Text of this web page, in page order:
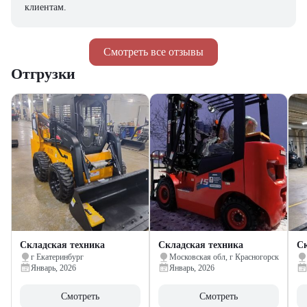
Смотреть все отзывы
клиентам.
Отгрузки
Складская техника
г Екатеринбург
Январь, 2026
Смотреть
Складская техника
Московская обл, г Красногорск
Январь, 2026
Смотреть